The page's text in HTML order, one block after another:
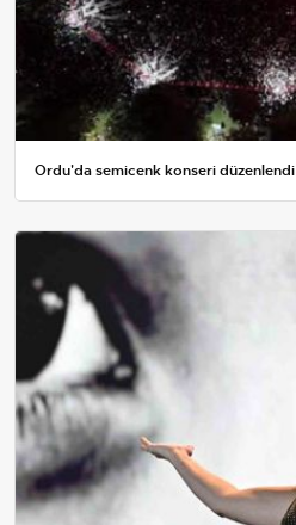
Ordu'da semicenk konseri düzenlendi